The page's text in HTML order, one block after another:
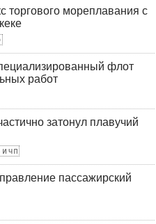
торгового мореплавания с
флот
работ
затонул плавучий
и чп
пассажирский